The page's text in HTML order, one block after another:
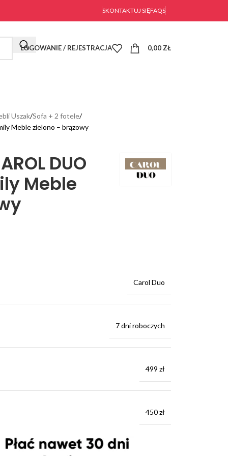
SKONTAKTUJ SIĘFAQS
LOGOWANIE / REJESTRACJA 0,00 ZŁ
Uszak Sofa + 2 fotele
Meble zielono – brązowy
DUO
Meble
Carol Duo
7 dni roboczych
499 zł
450 zł